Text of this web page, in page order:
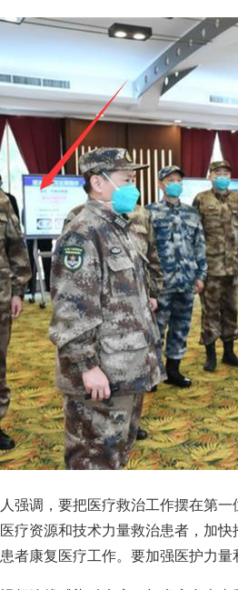
调，要把医疗救治工作摆在第一
疗资源和技术力量救治患者，加
者康复医疗工作。要加强医护力